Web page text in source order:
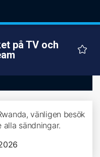
på TV och
vänligen besök
sändningar.